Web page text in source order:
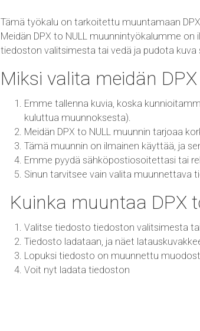
Tämä työkalu on tarkoitettu muuntamaan
Meidän DPX to NULL muunnintyökalumme
tiedoston valitsimesta tai vedä ja pudota kuva
Miksi valita meidän
Emme tallenna kuvia, koska
kuluttua muunnoksesta).
Meidän DPX to NULL muunnin tarjoaa
Tämä muunnin on ilmainen käyttää, ja
Emme pyydä sähköpostiosoitettasi tai
Sinun tarvitsee vain valita muunnettava
Kuinka muuntaa DPX
Valitse tiedosto tiedoston valitsimesta
Tiedosto ladataan, ja näet
Lopuksi tiedosto on muunnettu
Voit nyt ladata tiedoston